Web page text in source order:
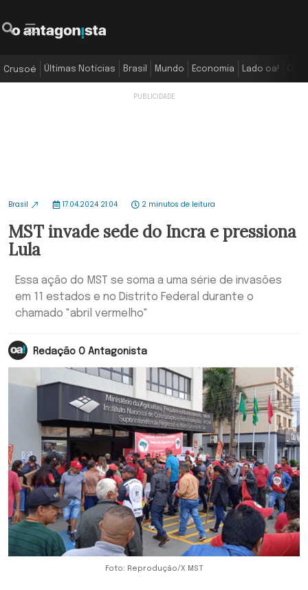
Crusoé Últimas Notícias Brasil Mundo Economia Lado oa!
Brasil 17.04.2024 21:04 2 minutos de leitura
MST invade sede do Incra e pressiona
Lula
Essa ação do MST se soma a uma série de invasões
em 11 estados e no Distrito Federal durante o
chamado "abril vermelho"
Redação O Antagonista
Foto: Reprodução/X MST